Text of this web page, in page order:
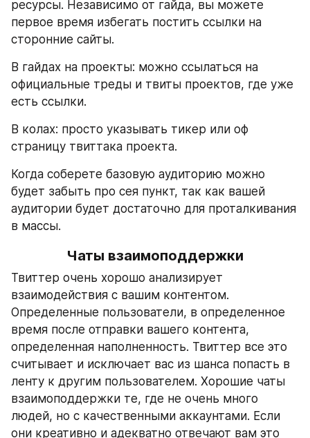
ресурсы. Независимо от гайда, вы можете
первое время избегать постить ссылки на
сторонние сайты.
В гайдах на проекты: можно ссылаться на
официальные треды и твиты проектов, где уже
есть ссылки.
В колах: просто указывать тикер или оф
страницу твиттака проекта.
Когда соберете базовую аудиторию можно
будет забыть про сея пункт, так как вашей
аудитории будет достаточно для проталкивания
в массы.
Чаты взаимоподдержки
Твиттер очень хорошо анализирует
взаимодействия с вашим контентом.
Определенные пользователи, в определенное
время после отправки вашего контента,
определенная наполненность. Твиттер все это
считывает и исключает вас из шанса попасть в
ленту к другим пользователем. Хорошие чаты
взаимоподдержки те, где не очень много
людей, но с качественными аккаунтами. Если
они креативно и адекватно отвечают вам это